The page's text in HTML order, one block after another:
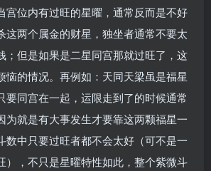
宫位内有过旺的星曜，通常反而是不好
这两个属金的财星，独坐者通常不要太
；但是如果是二星同宫那就过旺了，这
恼的情况。再例如：天同天梁虽是福星
要同宫在一起，运限走到了的时候通常
为就是有大事发生才要靠这两颗福星一
数中只要过旺者都不会太好（可不是一
），不只是星曜特性如此，整个紫微斗